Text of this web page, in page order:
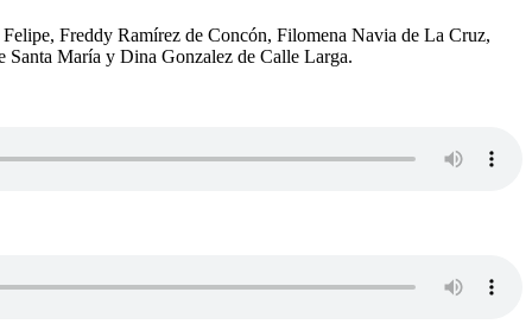
Freddy Ramírez de Concón, Filomena Navia de La Cruz,
Santa María y Dina Gonzalez de Calle Larga.